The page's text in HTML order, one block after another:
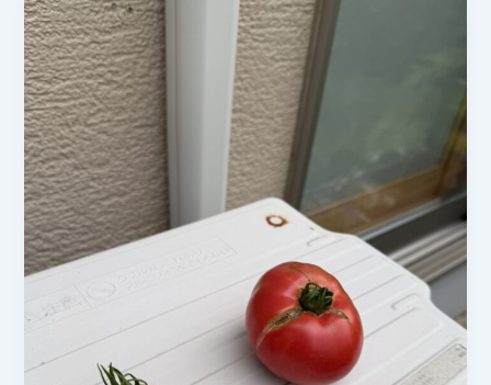
28
日
な
す
と
ね
ぎ
成
長
記
テ
ト